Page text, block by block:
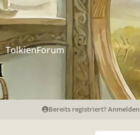
TolkienForum
Bereits registriert? Anmelden